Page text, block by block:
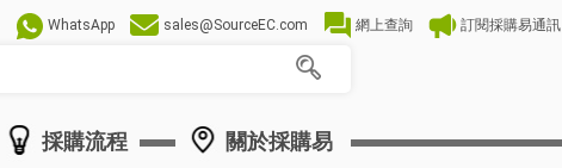
WhatsApp sales@SourceEC.com 網上查詢 訂閱採購易通訊
採購流程 關於採購易